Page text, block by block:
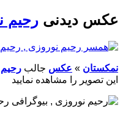
عکس دیدنی رحیم
نمکستان » عکس جالب
این تصویر را مشاهده نمایید